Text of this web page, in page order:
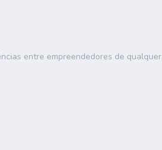
entre empreendedores de qualquer